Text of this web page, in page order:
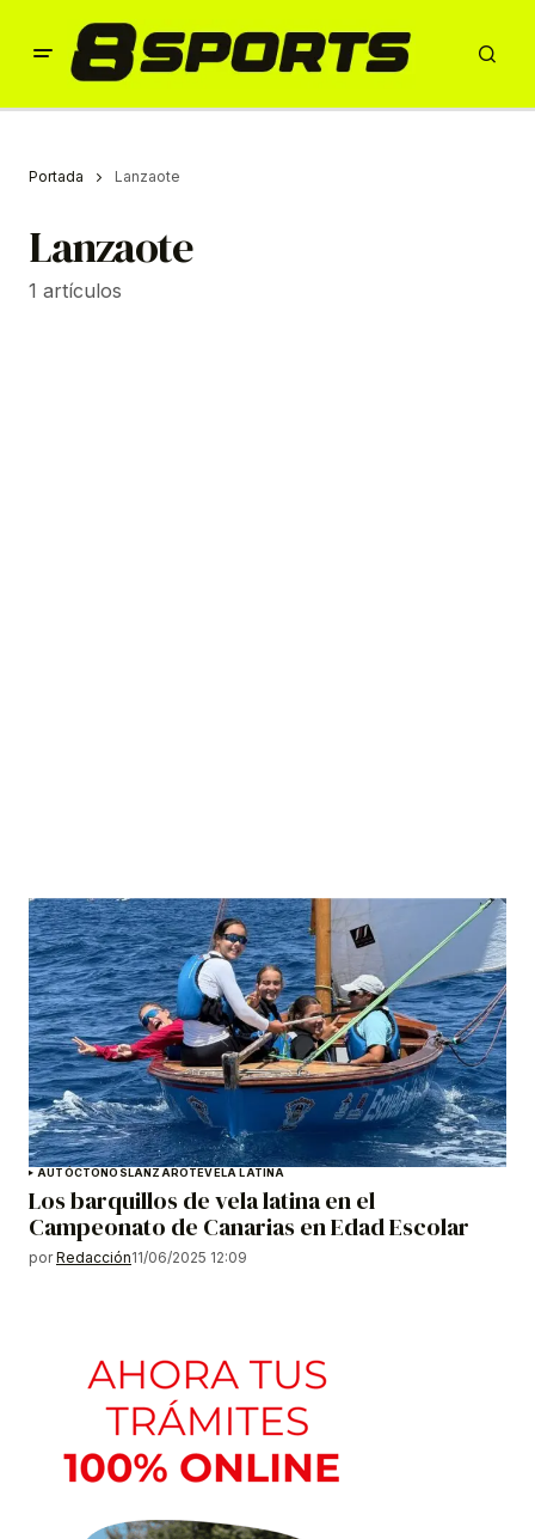
Portada Lanzaote
Lanzaote
1 artículos
AUTÓCTONOSLANZAROTEVELA LATINA
Los barquillos de vela latina en el
Campeonato de Canarias en Edad Escolar
por Redacción11/06/2025 12:09